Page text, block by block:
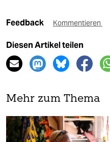
Feedback Kommentieren
Diesen Artikel teilen
Mehr zum Thema